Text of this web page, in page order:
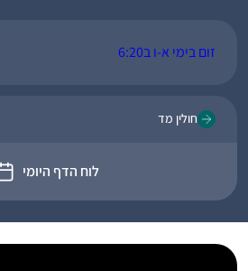
זום בימי א-ו ב6:20
חולין מד
לוח הדף היומי